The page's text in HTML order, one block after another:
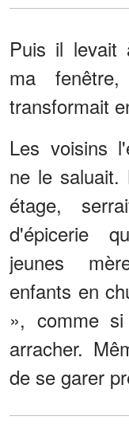
Puis il levait
ma
transformait
Les voisins
ne le saluait.
étage,
d'épicerie
jeunes
enfants en
», comme
arracher.
de se garer